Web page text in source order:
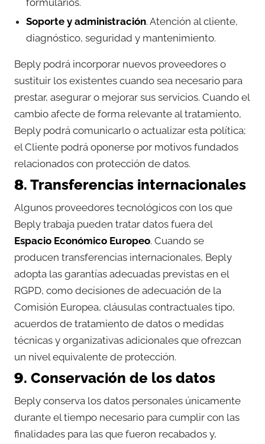
formularios.
Soporte y administración. Atención al cliente,
diagnóstico, seguridad y mantenimiento.
Beply podrá incorporar nuevos proveedores o
sustituir los existentes cuando sea necesario para
prestar, asegurar o mejorar sus servicios. Cuando el
cambio afecte de forma relevante al tratamiento,
Beply podrá comunicarlo o actualizar esta política;
el Cliente podrá oponerse por motivos fundados
relacionados con protección de datos.
8. Transferencias internacionales
Algunos proveedores tecnológicos con los que
Beply trabaja pueden tratar datos fuera del
Espacio Económico Europeo. Cuando se
producen transferencias internacionales, Beply
adopta las garantías adecuadas previstas en el
RGPD, como decisiones de adecuación de la
Comisión Europea, cláusulas contractuales tipo,
acuerdos de tratamiento de datos o medidas
técnicas y organizativas adicionales que ofrezcan
un nivel equivalente de protección.
9. Conservación de los datos
Beply conserva los datos personales únicamente
durante el tiempo necesario para cumplir con las
finalidades para las que fueron recabados y,